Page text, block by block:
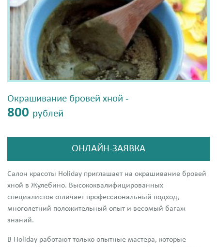
Салон красоты Holiday приглашает на окрашивание бровей
хной в Жулебино. Высококвалифицированных
специалистов отличает профессиональный подход,
многолетний положительный опыт и весомый багаж
знаний.
В Holiday работают только опытные мастера, которые
Окрашивание бровей хной -
800 рублей
ОНЛАЙН-ЗАЯВКА